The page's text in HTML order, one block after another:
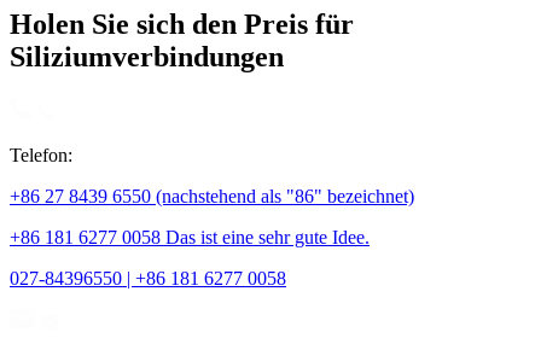
Holen Sie sich den Preis für
Siliziumverbindungen
Telefon:
+86 27 8439 6550 (nachstehend als "86" bezeichnet)
+86 181 6277 0058 Das ist eine sehr gute Idee.
027-84396550 | +86 181 6277 0058